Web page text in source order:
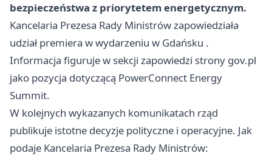
bezpieczeństwa z priorytetem energetycznym.
Kancelaria Prezesa Rady Ministrów zapowiedziała
udział premiera w wydarzeniu w Gdańsku .
Informacja figuruje w sekcji zapowiedzi strony gov.pl
jako pozycja dotyczącą PowerConnect Energy
Summit.
W kolejnych wykazanych komunikatach rząd
publikuje istotne decyzje polityczne i operacyjne. Jak
podaje Kancelaria Prezesa Rady Ministrów: